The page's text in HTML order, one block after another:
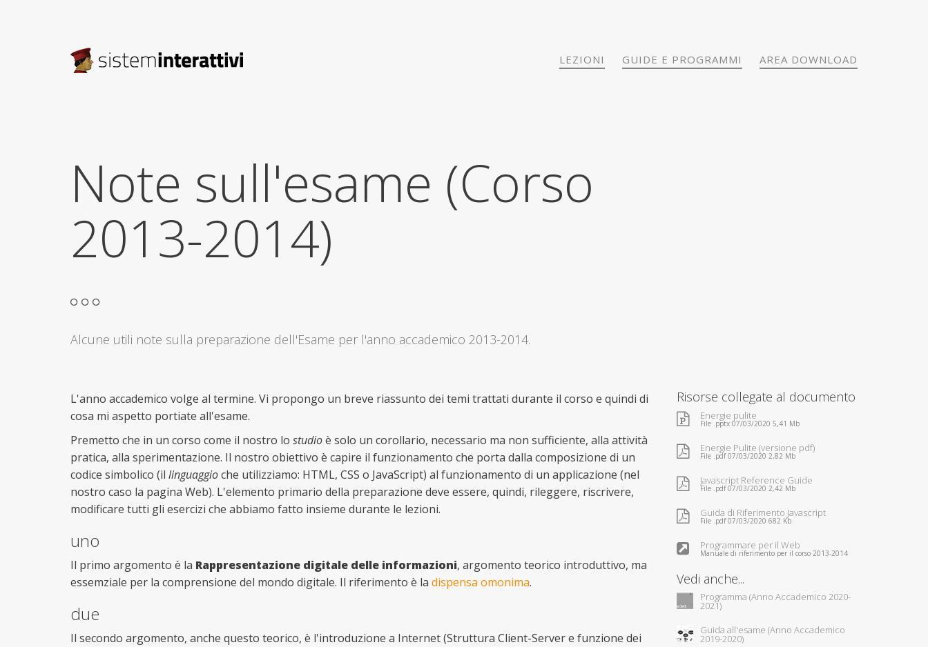
LEZIONI GUIDE E PROGRAMMI AREA DOWNLOAD
Note sull'esame (Corso
2013-2014)
Alcune utili note sulla preparazione dell'Esame per l'anno accademico 2013-2014.
L'anno accademico volge al termine. Vi propongo un breve riassunto dei temi trattati durante il corso e quindi di
cosa mi aspetto portiate all'esame.
Premetto che in un corso come il nostro lo studioè solo un corollario, necessario ma non sufficiente, alla attività
pratica, alla sperimentazione. Il nostro obiettivo è capire il funzionamento che porta dalla composizione di un
codice simbolico (il linguaggioche utilizziamo: HTML, CSS o JavaScript) al funzionamento di un applicazione (nel
nostro caso la pagina Web). L'elemento primario della preparazione deve essere, quindi, rileggere, riscrivere,
modificare tutti gli esercizi che abbiamo fatto insieme durante le lezioni.
uno
Il primo argomento è la Rappresentazione digitale delle informazioni, argomento teorico introduttivo, ma
essemziale per la comprensione del mondo digitale. Il riferimento è la dispensa omonima.
due
Il secondo argomento, anche questo teorico, è l'introduzione a Internet (Struttura Client-Server e funzione dei
Risorse collegate al documento
Energie pulite
File .pptx 07/03/2020 5,41 Mb
Energie Pulite (versione pdf)
File .pdf 07/03/2020 2,82 Mb
Javascript Reference Guide
File .pdf 07/03/2020 2,42 Mb
Guida di Riferimento Javascript
File .pdf 07/03/2020 682 Kb
Programmare per il Web
Manuale di riferimento per il corso 2013-2014
Vedi anche...
Programma (Anno Accademico 2020-
2021)
Guida all'esame (Anno Accademico
2019-2020)